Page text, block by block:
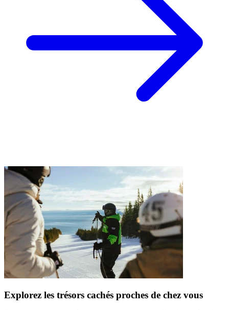
Explorez les trésors cachés proches de chez vous